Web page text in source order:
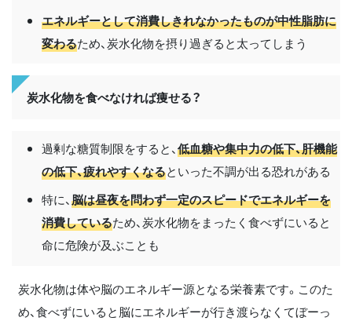
エネルギーとして消費しきれなかったものが中性脂肪に
変わるため、炭水化物を摂り過ぎると太ってしまう
炭水化物を食べなければ痩せる？
過剰な糖質制限をすると、低血糖や集中力の低下、肝機能
の低下、疲れやすくなるといった不調が出る恐れがある
特に、脳は昼夜を問わず一定のスピードでエネルギーを
消費しているため、炭水化物をまったく食べずにいると
命に危険が及ぶことも
炭水化物は体や脳のエネルギー源となる栄養素です。このた
め、食べずにいると脳にエネルギーが行き渡らなくてぼーっ